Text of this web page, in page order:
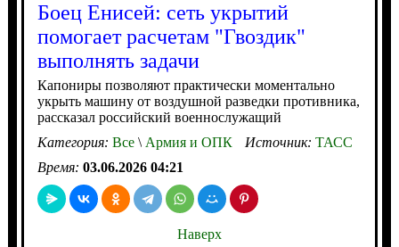
Боец Енисей: сеть укрытий
помогает расчетам "Гвоздик"
выполнять задачи
Капониры позволяют практически моментально
укрыть машину от воздушной разведки противника,
рассказал российский военнослужащий
Категория: Все\Армия и ОПК Источник: ТАСС
Время: 03.06.2026 04:21
Наверх